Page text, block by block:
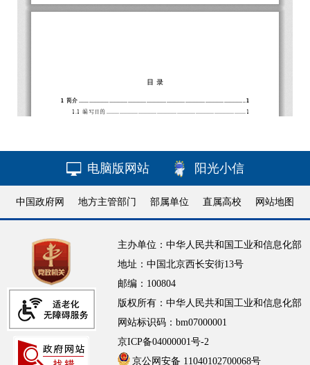
电脑版网站 阳光小信
中国政府网 地方主管部门 部属单位 直属高校 网站地图
主办单位：中华人民共和国工业和信息化部
地址：中国北京西长安街13号
邮编：100804
版权所有：中华人民共和国工业和信息化部
网站标识码：bm07000001
京ICP备04000001号-2
京公网安备 11040102700068号